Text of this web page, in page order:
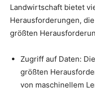
Landwirtschaft bietet
Herausforderungen,
größten
Zugriff auf Daten:
größten
von maschinellem